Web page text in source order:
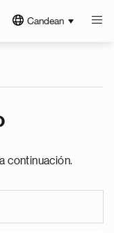
Candean
continuación.